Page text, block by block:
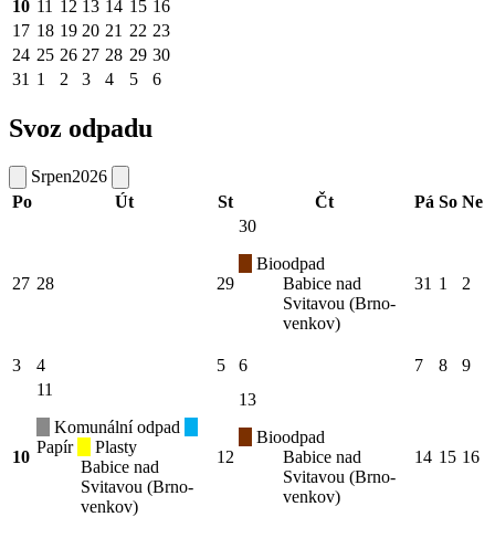
10 11 12 13 14 15 16
17 18 19 20 21 22 23
24 25 26 27 28 29 30
31 1 2 3 4 5 6
Svoz odpadu
Srpen2026
Po
Út St Čt Pá So Ne
27 28 29
30
Bioodpad
Babice nad
Svitavou (Brno-
venkov)
31 1 2
3 4 5 6 7 8 9
10
11
Komunální odpad
Papír
Plasty
Babice nad
Svitavou (Brno-
venkov)
12
13
Bioodpad
Babice nad
Svitavou (Brno-
venkov)
14 15 16